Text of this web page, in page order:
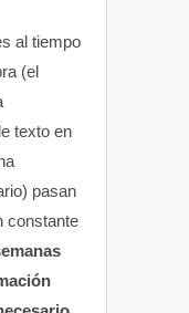
al tiempo
(el
texto en
pasan
constante